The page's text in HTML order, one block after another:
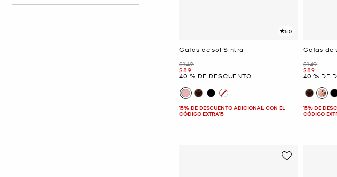
5.0
Gafas de sol Sintra
Era
$149
Ahora
$89
40 % DE DESCUENTO
15% DE DESCUENTO ADICIONAL CON EL
CÓDIGO EXTRA15
Gafas de
Era
$149
Ahora
$89
40 % DE
15% DE
CÓDIGO